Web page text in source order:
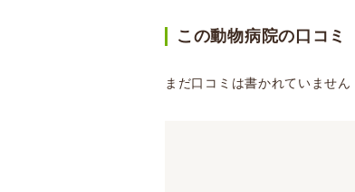
この動物病院の口コミ
まだ口コミは書かれていません